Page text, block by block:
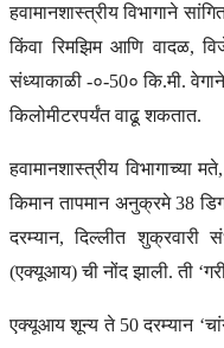
हवामानशास्त्रीय विभागाने
किंवा रिमझिम आणि वादळ,
संध्याकाळी -०-50० कि.मी.
किलोमीटरपर्यंत वाढू शकतात.
हवामानशास्त्रीय विभागाच्या
किमान तापमान अनुक्रमे 38
दरम्यान, दिल्लीत शुक्रवारी
(एक्यूआय) ची नोंद झाली. ती
एक्यूआय शून्य ते 50 दरम्यान